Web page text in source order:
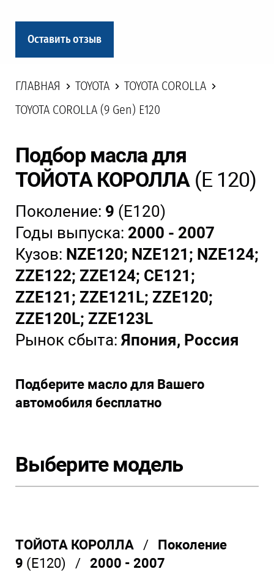
Оставить отзыв
ГЛАВНАЯ TOYOTA
TOYOTA COROLLA
TOYOTA COROLLA (9 Gen) E120
Подбор масла для
ТОЙОТА КОРОЛЛА(Е 120)
Поколение: 9 (E120)
Годы выпуска: 2000 - 2007
Кузов: NZE120; NZE121; NZE124;
ZZE122; ZZE124; CE121;
ZZE121; ZZE121L; ZZE120;
ZZE120L; ZZE123L
Рынок сбыта:Япония, Россия
Подберите масло для Вашего
автомобиля бесплатно
Выберите модель
ТОЙОТА КОРОЛЛА /
Поколение
9 (E120) / 2000 - 2007